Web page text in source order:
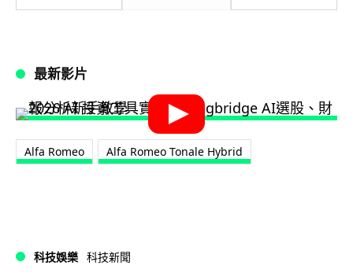
最新影片
Alfa Romeo Alfa Romeo Tonale Hybrid
科技娛樂 科技新聞